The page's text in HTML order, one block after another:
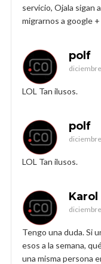
servicio, Ojala sigan
migrarnos a google +
polf
LOL Tan ilusos.
polf
LOL Tan ilusos.
Tengo una duda. Si
esos a la semana,
una misma persona